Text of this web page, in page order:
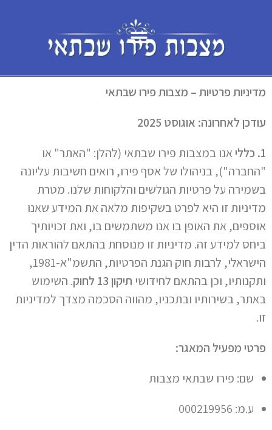
מדיניות פרטיות – מצבות פירו שבתאי
עודכן לאחרונה: אוגוסט 2025
1. כללי
אנו במצבות פירו שבתאי (להלן: "האתר" או
"החברה"), בניהולו של אסף פירו, רואים חשיבות עליונה
בשמירה על פרטיות הגולשים והלקוחות שלנו. מטרת
מדיניות זו היא לפרט בשקיפות מלאה את המידע שאנו
אוספים, את האופן בו אנו משתמשים בו, ואת זכויותיך
ביחס למידע זה. מדיניות זו מנוסחת בהתאם להוראות הדין
הישראלי, לרבות חוק הגנת הפרטיות, התשמ"א-1981,
ותקנותיו, וכן בהתאם לחידושי תיקון 13 לחוק
. השימוש
באתר, בשירותיו ובתכניו, מהווה הסכמה מצדך למדיניות
זו.
פרטי מפעיל המאגר:
שם: פירו שבתאי מצבות
ע.מ: 000219956